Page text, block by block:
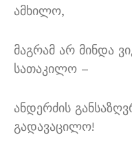
ამხილო,
მაგრამ არ მინდა
სათაკილო –
ანდერძის
გადავაცილო!